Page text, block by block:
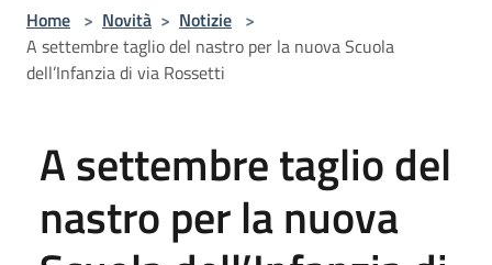
Home > Novità > Notizie >
A settembre taglio del nastro per la nuova Scuola
dell’Infanzia di via Rossetti
A settembre taglio del
nastro per la nuova